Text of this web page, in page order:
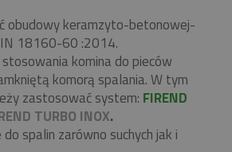
obudowy keramzyto-betonowej-
18160-60 :2014.
komina do pieców
komorą spalania. W tym
zastosować system: FIREND
TURBO INOX.
spalin zarówno suchych jak i